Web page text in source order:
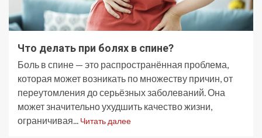
Что делать при болях в спине?
Боль в спине — это распространённая проблема,
которая может возникать по множеству причин, от
переутомления до серьёзных заболеваний. Она
может значительно ухудшить качество жизни,
ограничивая... Читать далее